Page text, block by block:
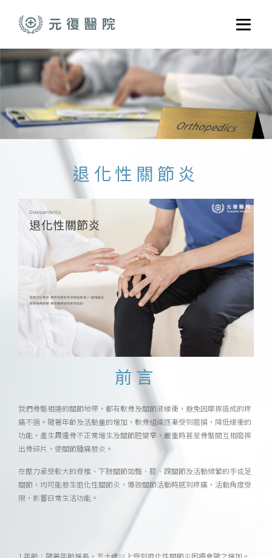
選單
關於元復
就醫指南
醫學門診
醫療養護服務
退化性關節炎
前言
我們骨骼相連的關節地帶，都有軟骨及關節液緩衝，避免因摩擦造成的疼
痛不適。隨著年齡及活動量的增加，軟骨組織逐漸受到磨損，降低緩衝的
功能，產生周邊骨不正常增生及關節腔變窄，嚴重時甚至骨骼間互相磨擦
出骨碎片，使關節腫痛發炎。
在壓力承受較大的脊椎、下肢關節如髖、膝、踝關節及活動頻繁的手或足
關節，均可能發生退化性關節炎，導致關節活動時感到疼痛，活動角度受
限，影響日常生活功能。
1.年齡：隨著年齡增長，五十歲以上受到退化性關節炎困擾會隨之增加。